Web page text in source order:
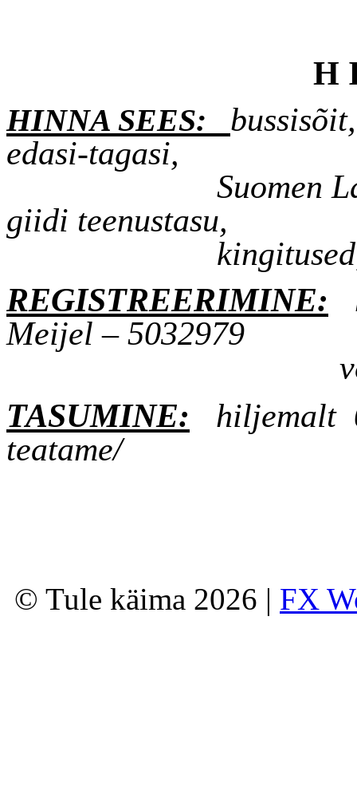
H
HINNA SEES:
edasi-tagasi,
Suomen
giidi teenustasu,
REGISTREERIMINE:
Meijel – 5032979
TASUMINE:
hiljemalt
teatame/
© Tule käima 2026 | FX